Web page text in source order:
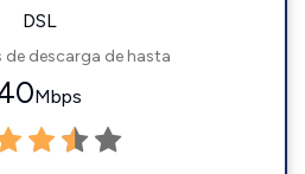
DSL
de descarga de hasta
Mbps